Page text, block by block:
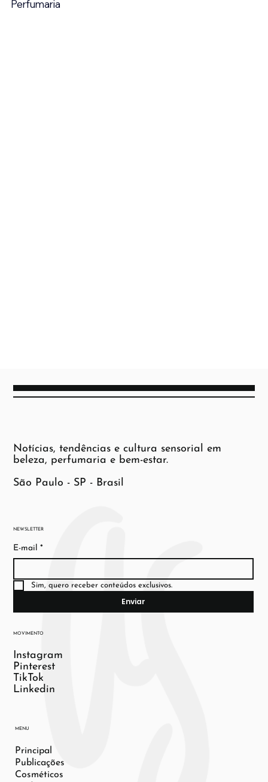
Perfumaria
NEWSLETTER
E-mail *
Sim, quero receber conteúdos exclusivos.
Enviar
MOVIMENTO
Instagram
Pinterest
TikTok
Linkedin
MENU
Principal
Publicações
Cosméticos
Notícias, tendências e cultura sensorial em
beleza, perfumaria e bem-estar.
São Paulo - SP - Brasil